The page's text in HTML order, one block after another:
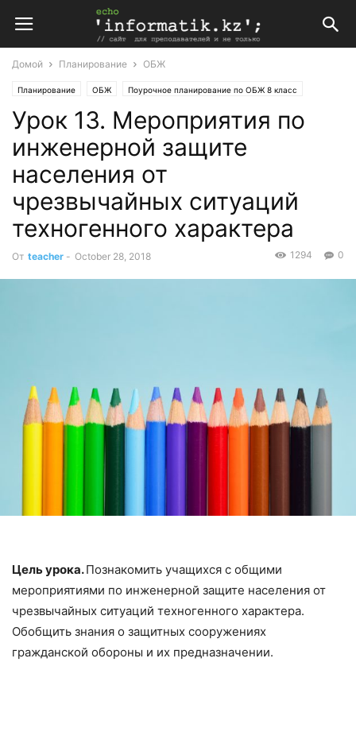
Домой Планирование ОБЖ
Планирование ОБЖ Поурочное планирование по ОБЖ 8 класс
Поурочные планы
Урок 13. Мероприятия по
инженерной защите
населения от
чрезвычайных ситуаций
техногенного характера
От teacher - October 28, 2018 0
1294
Цель урока.Познакомить учащихся с общими
мероприя­тиями по инженерной защите населения от
чрезвычайных си­туаций техногенного характера.
Обобщить знания о защитных сооружениях
гражданской обороны и их предназначении.